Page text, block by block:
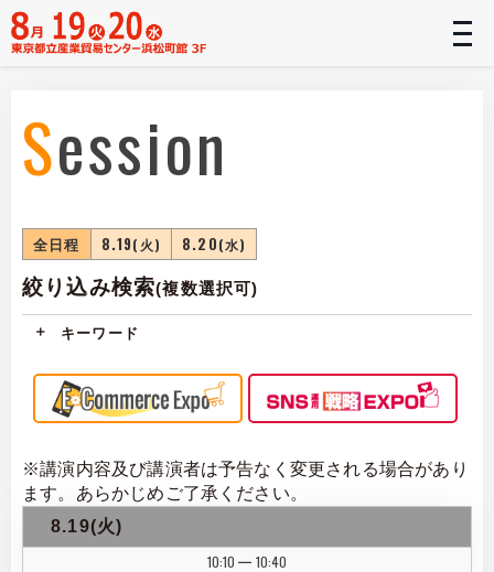
Session
全日程 8.19(火) 8.20(水)
絞り込み検索(複数選択可)
キーワード
※講演内容及び講演者は予告なく変更される場合があり
ます。あらかじめご了承ください。
8.19(火)
10:10
| 10:40